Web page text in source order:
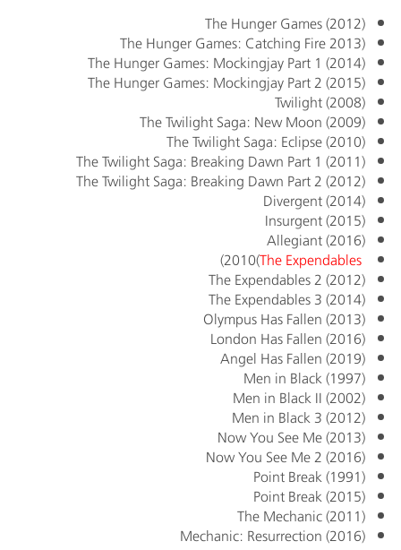
The Hunger Games (2012)
The Hunger Games: Catching Fire 2013)
The Hunger Games: Mockingjay Part 1 (2014)
The Hunger Games: Mockingjay Part 2 (2015)
Twilight (2008)
The Twilight Saga: New Moon (2009)
The Twilight Saga: Eclipse (2010)
The Twilight Saga: Breaking Dawn Part 1 (2011)
The Twilight Saga: Breaking Dawn Part 2 (2012)
Divergent (2014)
Insurgent (2015)
Allegiant (2016)
The Expendables
(
2010)
The Expendables 2 (2012)
The Expendables 3 (2014)
Olympus Has Fallen (2013)
London Has Fallen (2016)
Angel Has Fallen (2019)
Men in Black (1997)
Men in Black II (2002)
Men in Black 3 (2012)
Now You See Me (2013)
Now You See Me 2 (2016)
Point Break (1991)
Point Break (2015)
The Mechanic (2011)
Mechanic: Resurrection (2016)